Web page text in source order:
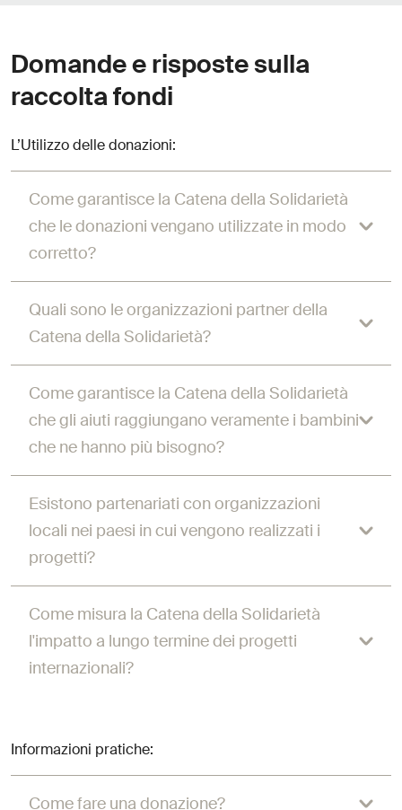
Domande e risposte sulla
raccolta fondi
L’Utilizzo delle donazioni:
Come garantisce la Catena della Solidarietà
che le donazioni vengano utilizzate in modo
corretto?
Quali sono le organizzazioni partner della
Catena della Solidarietà?
Come garantisce la Catena della Solidarietà
che gli aiuti raggiungano veramente i bambini
che ne hanno più bisogno?
Esistono partenariati con organizzazioni
locali nei paesi in cui vengono realizzati i
progetti?
Come misura la Catena della Solidarietà
l'impatto a lungo termine dei progetti
internazionali?
Informazioni pratiche:
Come fare una donazione?